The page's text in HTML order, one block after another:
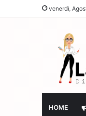
venerdì,
HOME